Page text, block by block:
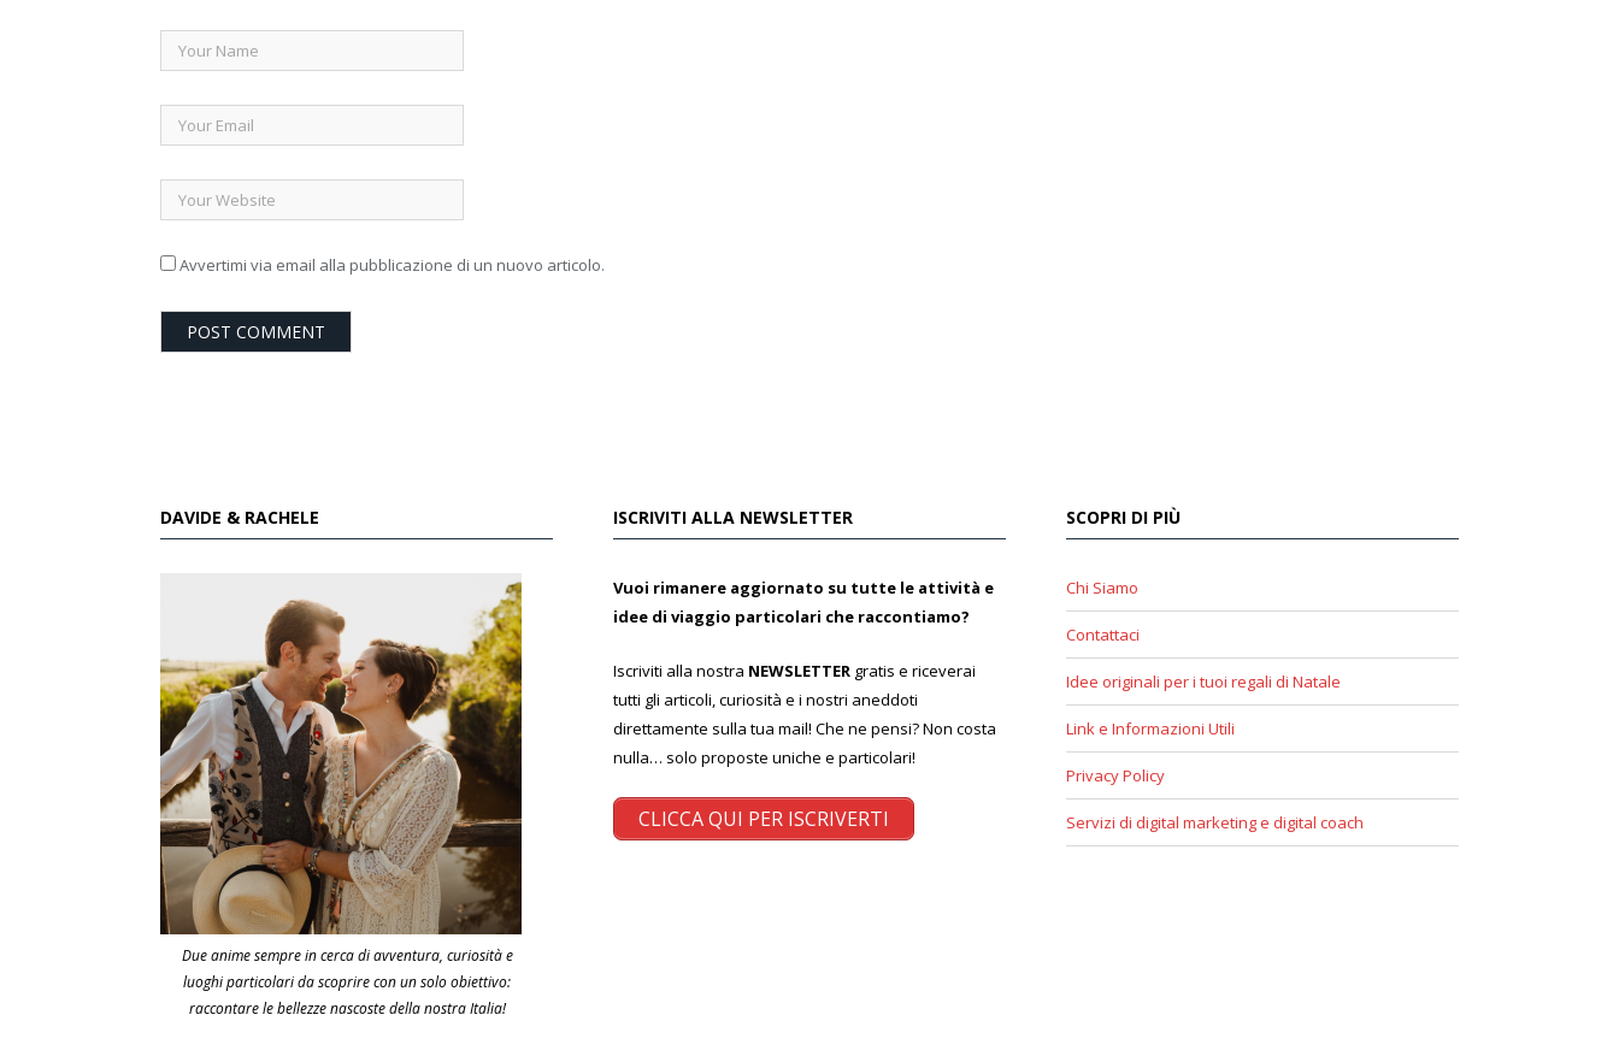
Avvertimi via email alla pubblicazione di un nuovo articolo.
DAVIDE & RACHELE
Due anime sempre in cerca di avventura, curiosità e
luoghi particolari da scoprire con un solo obiettivo:
raccontare le bellezze nascoste della nostra Italia!
ISCRIVITI ALLA NEWSLETTER
Vuoi rimanere aggiornato su tutte le attività e
idee di viaggio particolari che raccontiamo?
Iscriviti alla nostra NEWSLETTER gratis e riceverai
tutti gli articoli, curiosità e i nostri aneddoti
direttamente sulla tua mail! Che ne pensi? Non costa
nulla… solo proposte uniche e particolari!
CLICCA QUI PER ISCRIVERTI
SCOPRI DI PIÙ
Chi Siamo
Contattaci
Idee originali per i tuoi regali di Natale
Link e Informazioni Utili
Privacy Policy
Servizi di digital marketing e digital coach